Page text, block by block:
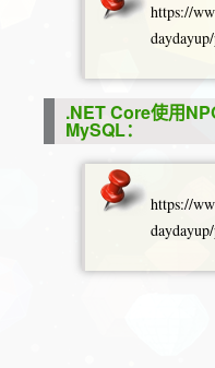
https://
.NET Core使用
MySQL：
https://